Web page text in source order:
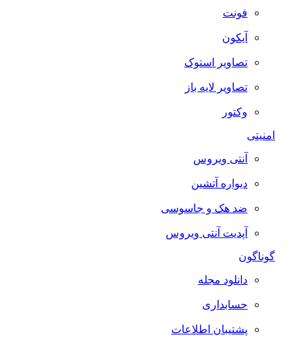
فونت
آیکون
تصاویر استوک
تصاویر لایه باز
وکتور
امنیتی
آنتی ویروس
دیواره آتشین
ضد هک و جاسوسی
آپدیت آنتی ویروس
گوناگون
دانلود مجله
حسابداری
پشتیبان اطلاعات